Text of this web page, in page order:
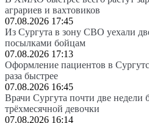
аграриев и вахтовиков
07.08.2026 17:45
Из Сургута в зону СВО уехали
посылками бойцам
07.08.2026 17:13
Оформление пациентов в
раза быстрее
07.08.2026 16:45
Врачи Сургута почти две недели
трёхмесячной девочки
07.08.2026 16:14